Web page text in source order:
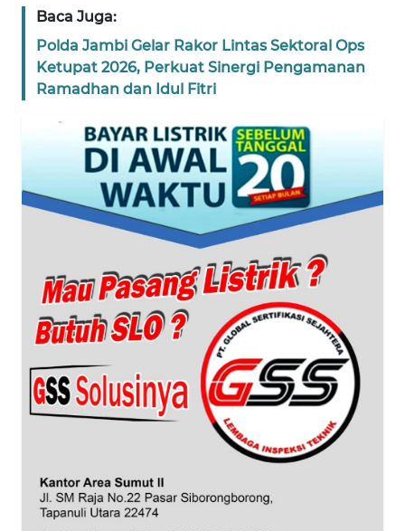
Baca Juga:
Polda Jambi Gelar Rakor Lintas Sektoral Ops
Ketupat 2026, Perkuat Sinergi Pengamanan
Ramadhan dan Idul Fitri
SUMUT
WN
JAKARTA
WN
BANTEN
NTT
WN
KEPRI
WN
PAPUA
PAPUA
BARAT